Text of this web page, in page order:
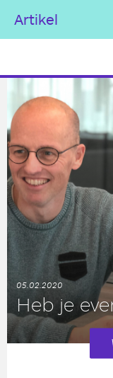
Artikel
Heb je
05.02.2020